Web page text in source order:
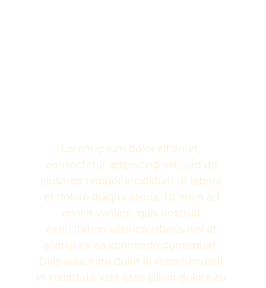
Lorem ipsum dolor sit amet,
consectetur adipiscing elit, sed do
eiusmod tempor incididunt ut labore
et dolore magna aliqua. Ut enim ad
minim veniam, quis nostrud
exercitation ullamco laboris nisi ut
aliquip ex ea commodo consequat.
Duis aute irure dolor in reprehenderit
in voluptate velit esse cillum dolore eu